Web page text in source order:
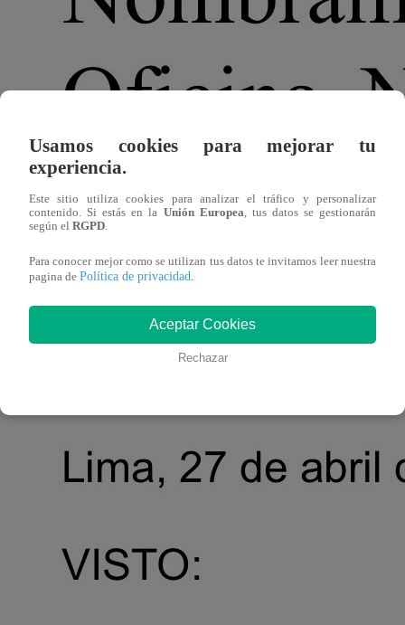
Usamos cookies para mejorar tu
experiencia.
Este sitio utiliza cookies para analizar el tráfico y personalizar
contenido. Si estás en la Unión Europea, tus datos se gestionarán
según el RGPD.
Para conocer mejor como se utilizan tus datos te invitamos leer nuestra
pagina de Política de privacidad.
Aceptar Cookies
Rechazar